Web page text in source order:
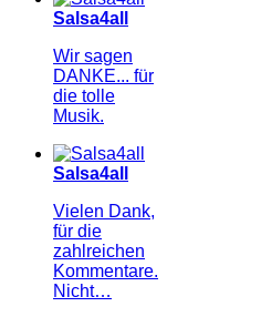
Salsa4all
Wir sagen
DANKE... für
die tolle
Musik.
Salsa4all
Vielen Dank,
für die
zahlreichen
Kommentare.
Nicht…